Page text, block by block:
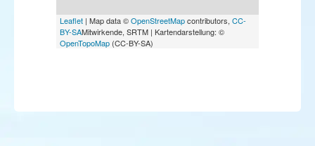
Leaflet | Map data ©OpenStreetMapcontributors, CC-
BY-SAMitwirkende, SRTM | Kartendarstellung: ©
OpenTopoMap (CC-BY-SA)